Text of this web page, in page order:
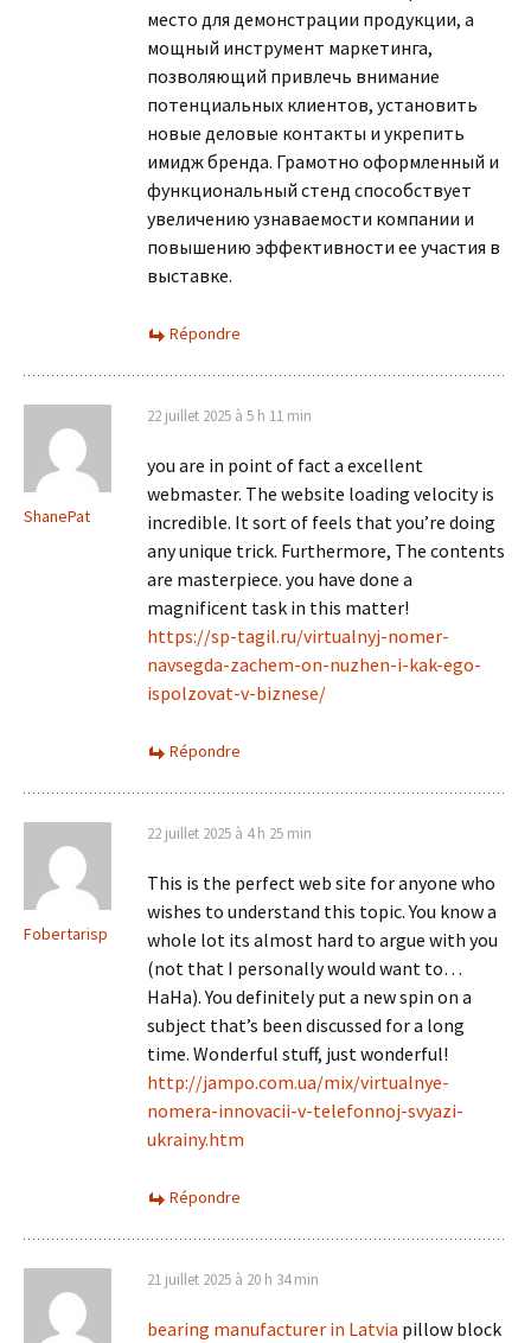
место для демонстрации продукции, а
мощный инструмент маркетинга,
позволяющий привлечь внимание
потенциальных клиентов, установить
новые деловые контакты и укрепить
имидж бренда. Грамотно оформленный и
функциональный стенд способствует
увеличению узнаваемости компании и
повышению эффективности ее участия в
выставке.
Répondre
ShanePat
22 juillet 2025 à 5 h 11 min
you are in point of fact a excellent
webmaster. The website loading velocity is
incredible. It sort of feels that you’re doing
any unique trick. Furthermore, The contents
are masterpiece. you have done a
magnificent task in this matter!
https://sp-tagil.ru/virtualnyj-nomer-
navsegda-zachem-on-nuzhen-i-kak-ego-
ispolzovat-v-biznese/
Répondre
Fobertarisp
22 juillet 2025 à 4 h 25 min
This is the perfect web site for anyone who
wishes to understand this topic. You know a
whole lot its almost hard to argue with you
(not that I personally would want to…
HaHa). You definitely put a new spin on a
subject that’s been discussed for a long
time. Wonderful stuff, just wonderful!
http://jampo.com.ua/mix/virtualnye-
nomera-innovacii-v-telefonnoj-svyazi-
ukrainy.htm
Répondre
21 juillet 2025 à 20 h 34 min
bearing manufacturer in Latvia pillow block